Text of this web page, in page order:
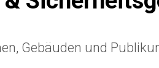
Gebäuden und